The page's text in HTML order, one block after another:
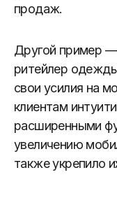
продаж.
Другой пример
ритейлер
свои усилия на
клиентам
расширенными
увеличению
также укрепило